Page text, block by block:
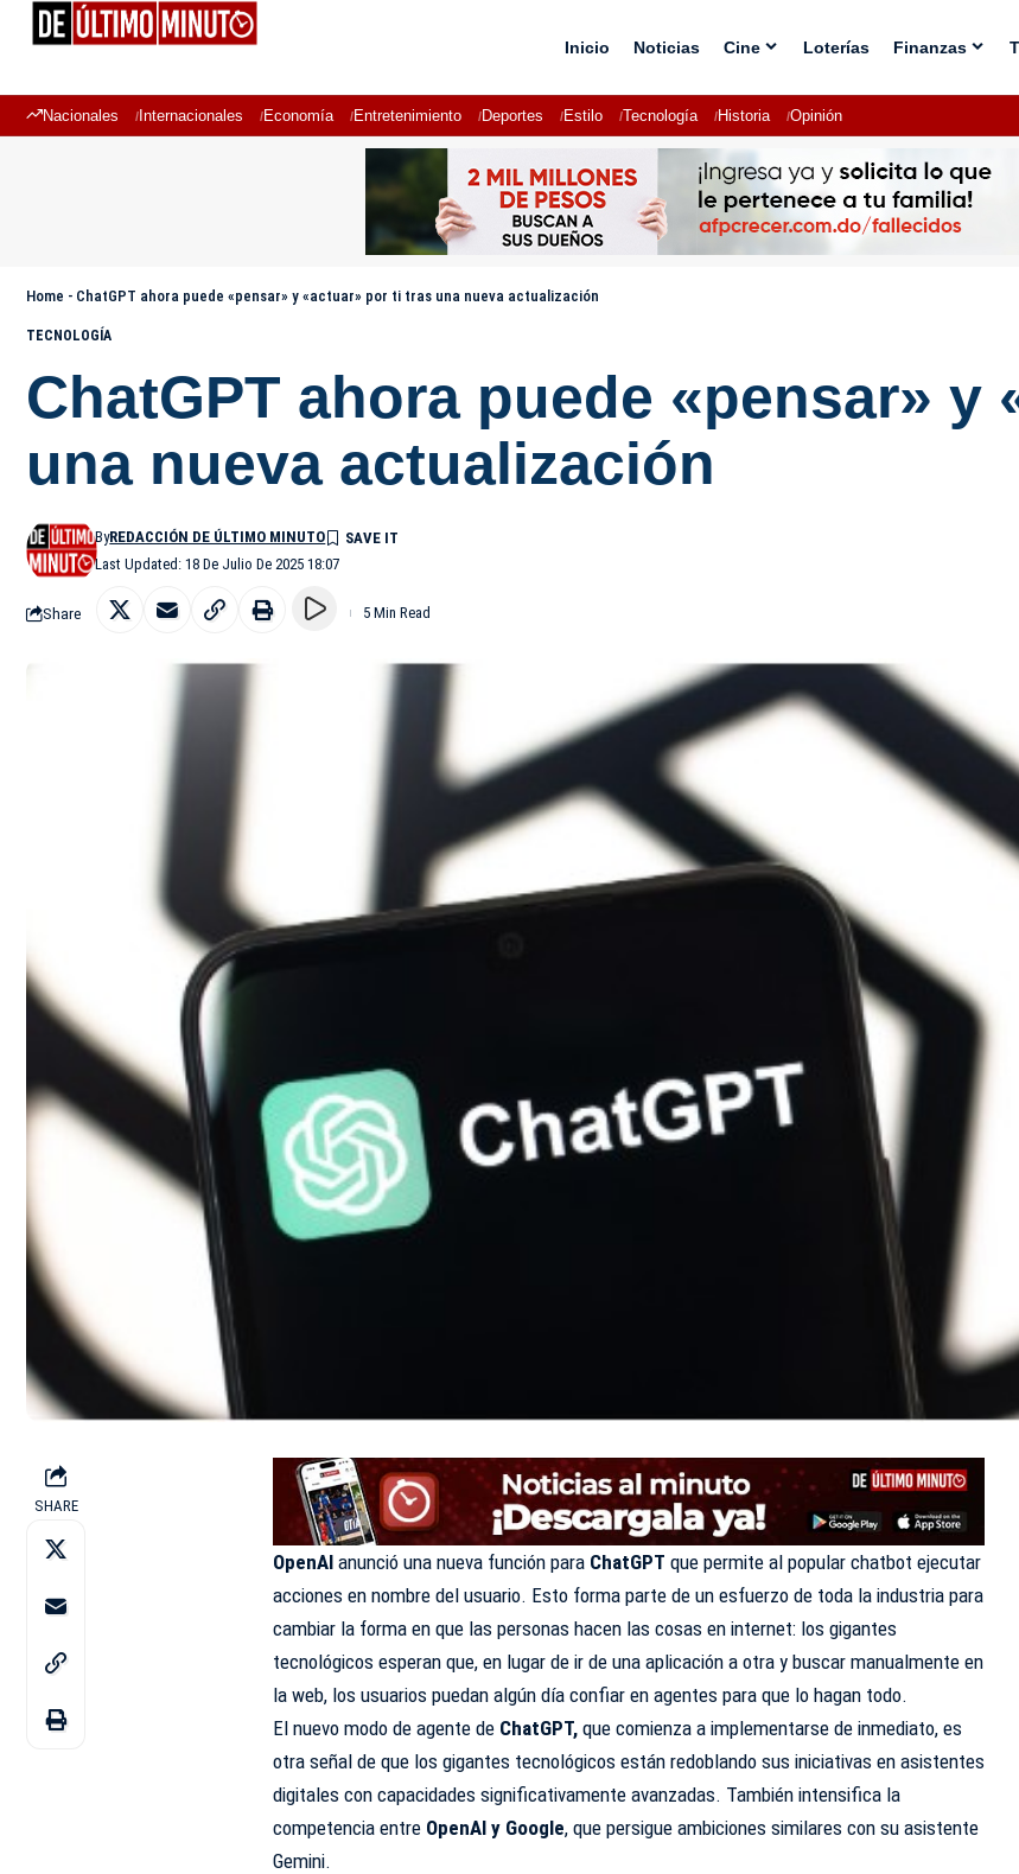
Inicio Noticias Cine Loterías Finanzas
Nacionales Internacionales Economía Entretenimiento Deportes Estilo Tecnología Historia Opinión
Home - ChatGPT ahora puede «pensar» y «actuar» por ti tras una nueva actualización
TECNOLOGÍA
ChatGPT ahora puede «pensar» y
una nueva actualización
Last Updated: 18 De Julio De 2025 18:07
ByREDACCIÓN DE ÚLTIMO MINUTO
Share 5 Min Read
SHARE
OpenAIanunció una nueva función para ChatGPT que permite al popular chatbot ejecutar
acciones en nombre del usuario. Esto forma parte de un esfuerzo de toda la industria para
cambiar la forma en que las personas hacen las cosas en internet: los gigantes
tecnológicos esperan que, en lugar de ir de una aplicación a otra y buscar manualmente en
la web, los usuarios puedan algún día confiar en agentes para que lo hagan todo.
El nuevo modo de agente de ChatGPT, que comienza a implementarse de inmediato, es
otra señal de que los gigantes tecnológicos están redoblando sus iniciativas en asistentes
digitales con capacidades significativamente avanzadas. También intensifica la
competencia entre OpenAI y Google, que persigue ambiciones similares con su asistente
Gemini.